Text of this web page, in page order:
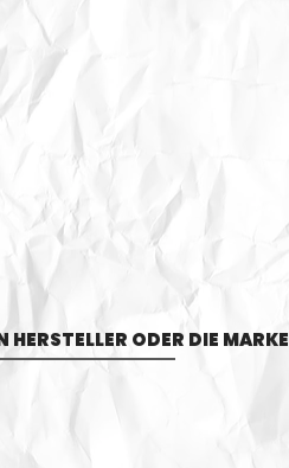
ODER DIE MARKE